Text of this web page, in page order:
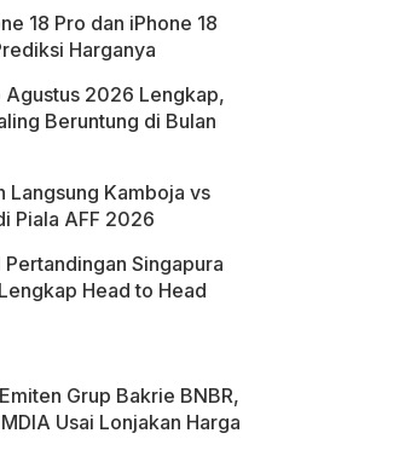
18 Pro dan iPhone 18
Harganya
Agustus 2026 Lengkap,
Beruntung di Bulan
Langsung Kamboja vs
Piala AFF 2026
Pertandingan Singapura
Head to Head
Grup Bakrie BNBR,
Usai Lonjakan Harga